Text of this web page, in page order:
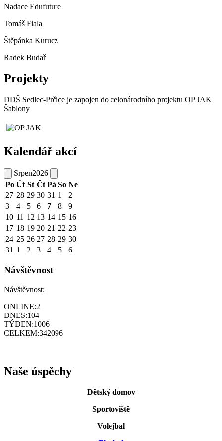
Nadace Edufuture
Tomáš Fiala
Štěpánka Kurucz
Radek Budař
Projekty
DDŠ Sedlec-Prčice je zapojen do celonárodního projektu OP JAK
Šablony
Kalendář akcí
Srpen2026
Po Út St Čt Pá So Ne
27 28 29 30 31 1
2
3
4 5 6 7 8
9
10 11 12 13 14 15 16
17 18 19 20 21 22 23
24 25 26 27 28 29 30
31 1 2 3 4 5 6
Návštěvnost
Návštěvnost:
ONLINE:2
DNES:104
TÝDEN:1006
CELKEM:342096
Naše úspěchy
Dětský domov
Sportoviště
Volejbal